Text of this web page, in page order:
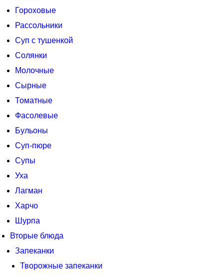
Гороховые
Рассольники
Суп с тушенкой
Солянки
Молочные
Сырные
Томатные
Фасолевые
Бульоны
Суп-пюре
Супы
Уха
Лагман
Харчо
Шурпа
Вторые блюда
Запеканки
Творожные запеканки